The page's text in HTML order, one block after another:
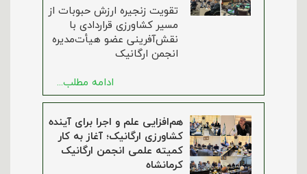
تقویت زنجیره ارزش حبوبات از
مسیر کشاورزی قراردادی با
نقش‌آفرینی عضو هیأت‌مدیره
انجمن ارگانیک
ادامه مطلب...
هم‌افزایی علم و اجرا برای آینده
کشاورزی ارگانیک؛ آغاز به کار
کمیته علمی انجمن ارگانیک
کرمانشاه